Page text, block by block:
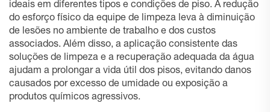
ideais em diferentes tipos e condições de piso. A redução
do esforço físico da equipe de limpeza leva à diminuição
de lesões no ambiente de trabalho e dos custos
associados. Além disso, a aplicação consistente das
soluções de limpeza e a recuperação adequada da água
ajudam a prolongar a vida útil dos pisos, evitando danos
causados por excesso de umidade ou exposição a
produtos químicos agressivos.